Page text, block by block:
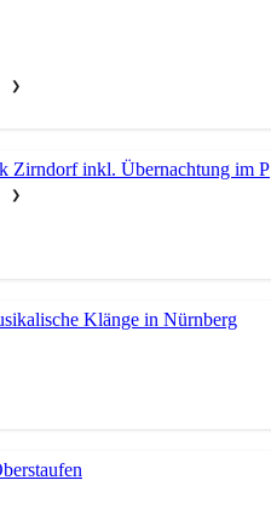
Zirndorf inkl. Übernachtung im P
Klänge in Nürnberg
❯
❯